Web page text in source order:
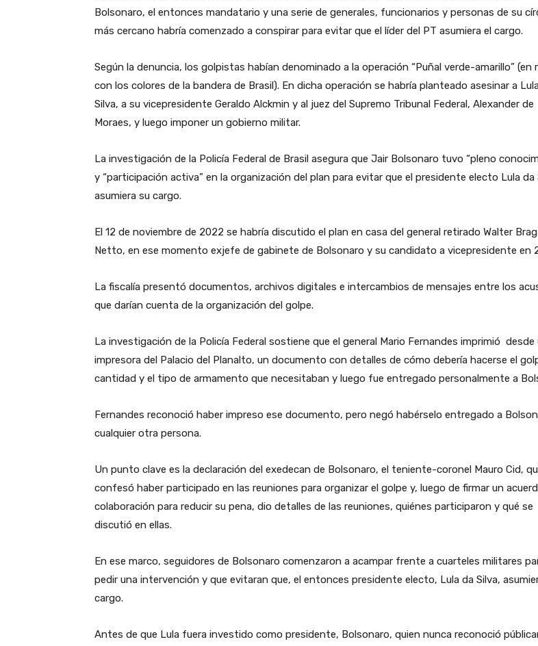
Bolsonaro, el entonces mandatario y una serie de generales, funcionarios y personas de su
más cercano habría comenzado a conspirar para evitar que el líder del PT asumiera el cargo.
Según la denuncia, los golpistas habían denominado a la operación “Puñal verde-amarillo” (en
con los colores de la bandera de Brasil). En dicha operación se habría planteado asesinar a
Silva, a su vicepresidente Geraldo Alckmin y al juez del Supremo Tribunal Federal, Alexander de
Moraes, y luego imponer un gobierno militar.
La investigación de la Policía Federal de Brasil asegura que Jair Bolsonaro tuvo “pleno
y “participación activa” en la organización del plan para evitar que el presidente electo Lula da
asumiera su cargo.
El 12 de noviembre de 2022 se habría discutido el plan en casa del general retirado Walter
Netto, en ese momento exjefe de gabinete de Bolsonaro y su candidato a vicepresidente en
La fiscalía presentó documentos, archivos digitales e intercambios de mensajes entre los
que darían cuenta de la organización del golpe.
La investigación de la Policía Federal sostiene que el general Mario Fernandes imprimió desde
impresora del Palacio del Planalto, un documento con detalles de cómo debería hacerse el
cantidad y el tipo de armamento que necesitaban y luego fue entregado personalmente a
Fernandes reconoció haber impreso ese documento, pero negó habérselo entregado a
cualquier otra persona.
Un punto clave es la declaración del exedecan de Bolsonaro, el teniente-coronel Mauro Cid,
confesó haber participado en las reuniones para organizar el golpe y, luego de firmar un
colaboración para reducir su pena, dio detalles de las reuniones, quiénes participaron y qué se
discutió en ellas.
En ese marco, seguidores de Bolsonaro comenzaron a acampar frente a cuarteles militares
pedir una intervención y que evitaran que, el entonces presidente electo, Lula da Silva,
cargo.
Antes de que Lula fuera investido como presidente, Bolsonaro, quien nunca reconoció